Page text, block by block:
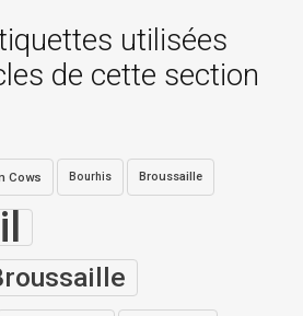
utilisées
de cette section
Cows Bourhis Broussaille